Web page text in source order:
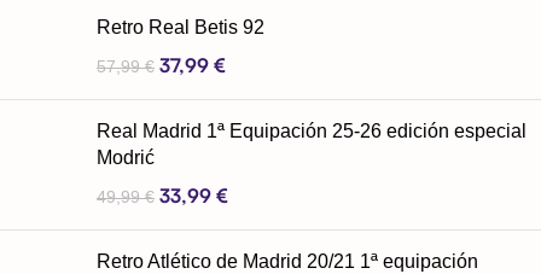
Retro Real Betis 92
57,99€ 37,99 €
Real Madrid 1ª Equipación 25-26 edición especial
Modrić
49,99€ 33,99 €
Retro Atlético de Madrid 20/21 1ª equipación